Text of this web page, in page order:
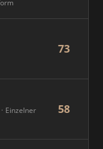
73
Einzelner
58